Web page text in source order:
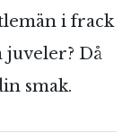
i frack
juveler? Då
smak.